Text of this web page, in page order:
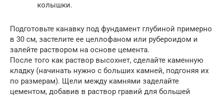
колышки.
Подготовьте канавку под фундамент глубиной примерно
в 30 см, застелите ее целлофаном или рубероидом и
залейте раствором на основе цемента.
После того как раствор высохнет, сделайте каменную
кладку (начинать нужно с больших камней, подгоняя их
по размерам). Щели между камнями заделайте
цементом, добавив в раствор гравий для большей